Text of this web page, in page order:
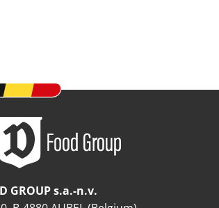
GROUP s.a.-n.v.